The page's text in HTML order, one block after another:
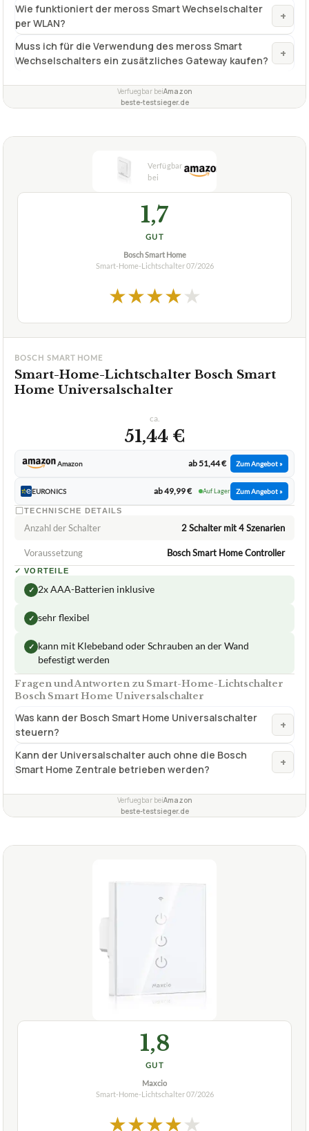
Wie funktioniert der meross Smart Wechselschalter
per WLAN?
+
Muss ich für die Verwendung des meross Smart
Wechselschalters ein zusätzliches Gateway kaufen?
+
Verfuegbar beiAmazon
beste-testsieger.de
1,7
GUT
Bosch Smart Home
Smart-Home-Lichtschalter07/2026
★★★★★
BOSCH SMART HOME
Smart-Home-Lichtschalter Bosch Smart
Home Universalschalter
ca.
51,44 €
Amazon ab 51,44 € Zum Angebot »
EURONICS ab 49,99 € Auf Lager Zum Angebot »
TECHNISCHE DETAILS
Anzahl der Schalter 2 Schalter mit 4 Szenarien
Voraussetzung Bosch Smart Home Controller
✓ VORTEILE
✓ 2x AAA-Batterien inklusive
✓ sehr flexibel
✓ kann mit Klebeband oder Schrauben an der Wand
befestigt werden
Fragen und Antworten zu Smart-Home-Lichtschalter
Bosch Smart Home Universalschalter
Was kann der Bosch Smart Home Universalschalter
steuern?
+
Kann der Universalschalter auch ohne die Bosch
Smart Home Zentrale betrieben werden?
+
Verfuegbar beiAmazon
beste-testsieger.de
1,8
GUT
Maxcio
Smart-Home-Lichtschalter07/2026
★★★★★